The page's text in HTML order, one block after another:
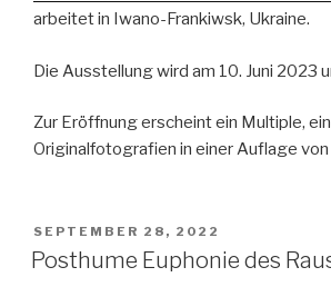
arbeitet in Iwano-Frankiwsk, Ukraine.
Die Ausstellung wird am 10. Juni 2023
Zur Eröffnung erscheint ein Multiple,
Originalfotografien in einer Auflage
VERÖFFENTLICHT
AM
SEPTEMBER 28, 2022
Posthume Euphonie des